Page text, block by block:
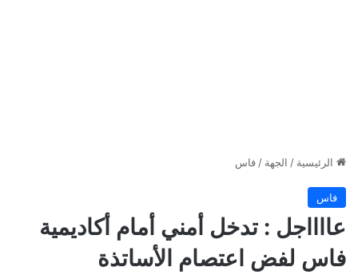
الرئيسية / الجهة / فاس
فاس
عااااجل : تدخل أمني أمام أكاديمية
فاس لفض اعتصام الأساتذة